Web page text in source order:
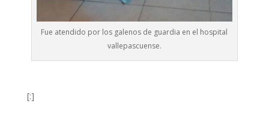
Fue atendido por los galenos de guardia en el hospital
vallepascuense.
[:]